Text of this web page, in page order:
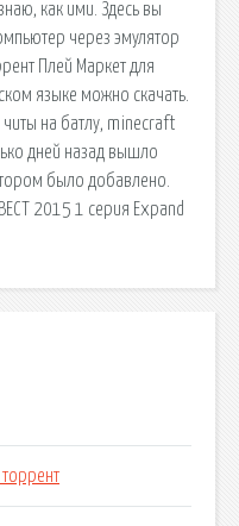
как ими. Здесь вы
через эмулятор
Плей Маркет для
языке можно скачать.
читы на батлу, minecraft
дней назад вышло
было добавлено.
2015 1 серия Expand